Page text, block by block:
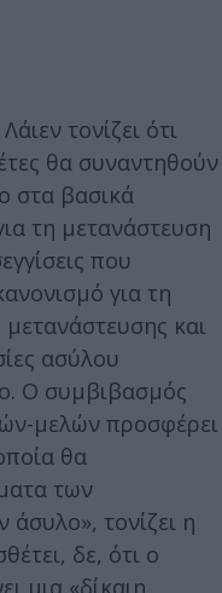
τονίζει ότι
θα συναντηθούν
στα βασικά
τη μετανάστευση
που
για τη
και
ασύλου
Ο συμβιβασμός
μελών προσφέρει
θα
των
τονίζει η
δε, ότι ο
μια «δίκαιη